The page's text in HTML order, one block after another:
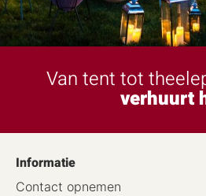
Van tent tot
verhuurt
Informatie
Contact opnemen